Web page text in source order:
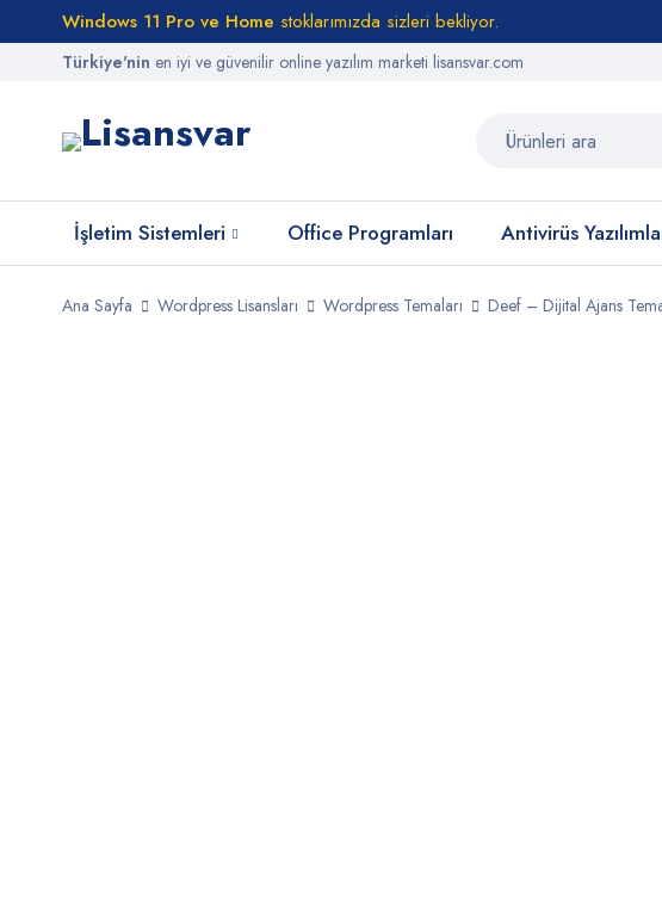
Windows 11 Pro ve Home stoklarımızda sizleri bekliyor.
Türkiye'nin en iyi ve güvenilir online yazılım marketi lisansvar.com
İşletim Sistemleri Office Programları Antivirüs
Ana Sayfa Wordpress Lisansları Wordpress Temaları Deef – Dijital Ajans